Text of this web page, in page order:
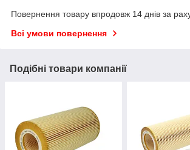
Повернення товару впродовж 14 днів за
Всі умови повернення
Подібні товари компанії